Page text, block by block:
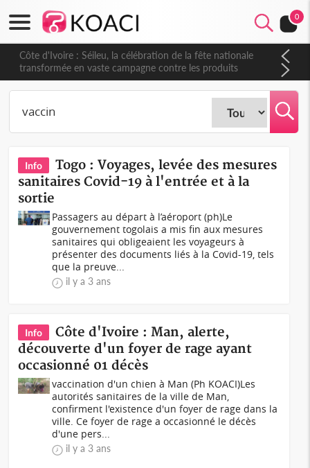
0
Côte d'Ivoire : Séileu, la célébration de la fête nationale
transformée en vaste campagne contre les produits
dépigmentants dangereux
Info
Togo : Voyages, levée des mesures
sanitaires Covid-19 à l'entrée et à la
sortie
Passagers au départ à l’aéroport (ph)Le
gouvernement togolais a mis fin aux mesures
sanitaires qui obligeaient les voyageurs à
présenter des documents liés à la Covid-19, tels
que la preuve...
il y a 3 ans
Info
Côte d'Ivoire : Man, alerte,
découverte d'un foyer de rage ayant
occasionné 01 décès
vaccination d'un chien à Man (Ph KOACI)Les
autorités sanitaires de la ville de Man,
confirment l'existence d'un foyer de rage dans la
ville. Ce foyer de rage a occasionné le décès
d'une pers...
il y a 3 ans